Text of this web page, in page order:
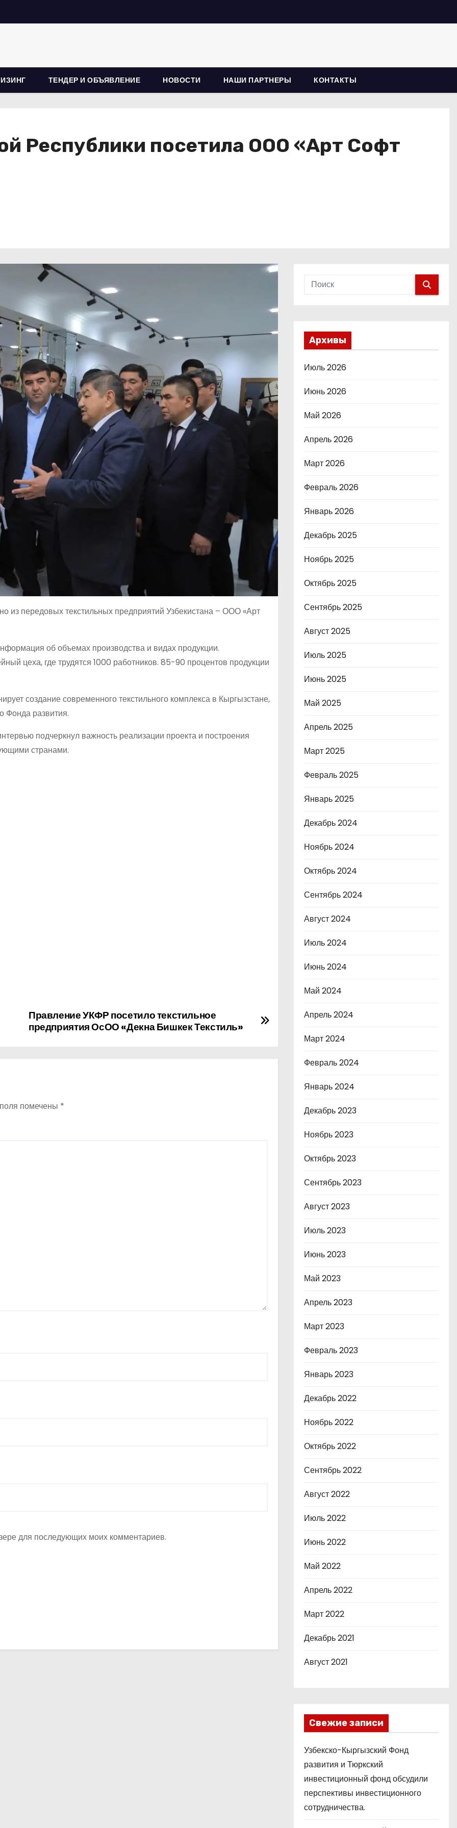
ТЕНДЕР И ОБЪЯВЛЕНИЕ НОВОСТИ НАШИ ПАРТНЕРЫ КОНТАКТЫ
Республики посетила ООО «Арт Софт
из передовых текстильных предприятий Узбекистана – ООО «Арт
об объемах производства и видах продукции.
цеха, где трудятся 1000 работников. 85-90 процентов продукции
создание современного текстильного комплекса в Кыргызстане,
Фонда развития.
подчеркнул важность реализации проекта и построения
странами.
Правление УКФР посетило текстильное
предприятия ОсОО «Декна Бишкек Текстиль»
помечены *
для последующих моих комментариев.
Архивы
Июль 2026
Июнь 2026
Май 2026
Апрель 2026
Март 2026
Февраль 2026
Январь 2026
Декабрь 2025
Ноябрь 2025
Октябрь 2025
Сентябрь 2025
Август 2025
Июль 2025
Июнь 2025
Май 2025
Апрель 2025
Март 2025
Февраль 2025
Январь 2025
Декабрь 2024
Ноябрь 2024
Октябрь 2024
Сентябрь 2024
Август 2024
Июль 2024
Июнь 2024
Май 2024
Апрель 2024
Март 2024
Февраль 2024
Январь 2024
Декабрь 2023
Ноябрь 2023
Октябрь 2023
Сентябрь 2023
Август 2023
Июль 2023
Июнь 2023
Май 2023
Апрель 2023
Март 2023
Февраль 2023
Январь 2023
Декабрь 2022
Ноябрь 2022
Октябрь 2022
Сентябрь 2022
Август 2022
Июль 2022
Июнь 2022
Май 2022
Апрель 2022
Март 2022
Декабрь 2021
Август 2021
Свежие записи
Узбекско-Кыргызский Фонд
развития и Тюркский
инвестиционный фонд обсудили
перспективы инвестиционного
сотрудничества.